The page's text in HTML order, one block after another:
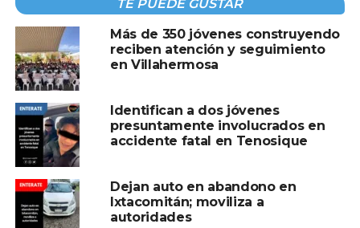
obstante, internautas exigieron que la reparación fuera
gratuita para Antonio, como mínimo, tras haber
encontrado su camioneta en plena calle.
TE PUEDE GUSTAR
Más de 350 jóvenes construyendo
reciben atención y seguimiento
en Villahermosa
Identifican a dos jóvenes
presuntamente involucrados en
accidente fatal en Tenosique
Dejan auto en abandono en
Ixtacomitán; moviliza a
autoridades